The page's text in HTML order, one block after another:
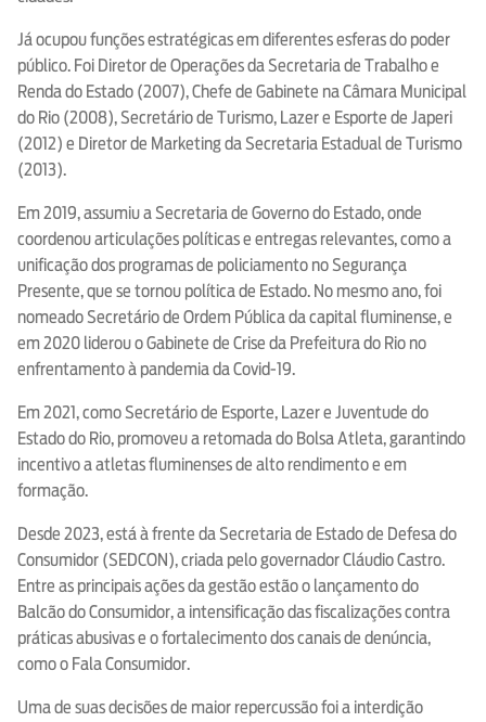
Já ocupou funções estratégicas em diferentes esferas do poder
público. Foi Diretor de Operações da Secretaria de Trabalho e
Renda do Estado (2007), Chefe de Gabinete na Câmara Municipal
do Rio (2008), Secretário de Turismo, Lazer e Esporte de Japeri
(2012) e Diretor de Marketing da Secretaria Estadual de Turismo
(2013).
Em 2019, assumiu a Secretaria de Governo do Estado, onde
coordenou articulações políticas e entregas relevantes, como a
unificação dos programas de policiamento no Segurança
Presente, que se tornou política de Estado. No mesmo ano, foi
nomeado Secretário de Ordem Pública da capital fluminense, e
em 2020 liderou o Gabinete de Crise da Prefeitura do Rio no
enfrentamento à pandemia da Covid-19.
Em 2021, como Secretário de Esporte, Lazer e Juventude do
Estado do Rio, promoveu a retomada do Bolsa Atleta, garantindo
incentivo a atletas fluminenses de alto rendimento e em
formação.
Desde 2023, está à frente da Secretaria de Estado de Defesa do
Consumidor (SEDCON), criada pelo governador Cláudio Castro.
Entre as principais ações da gestão estão o lançamento do
Balcão do Consumidor, a intensificação das fiscalizações contra
práticas abusivas e o fortalecimento dos canais de denúncia,
como o Fala Consumidor.
Uma de suas decisões de maior repercussão foi a interdição